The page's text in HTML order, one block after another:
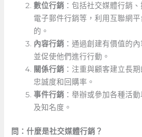
數位行銷 ：包括社交媒體行銷
電子郵件行銷等，利用互聯網
的。
內容行銷 ：通過創建有價值的
並促使他們進行行動。
關係行銷 ：注重與顧客建立長
忠誠度和回購率。
事件行銷 ：舉辦或參加各種活
及知名度。
問：什麼是社交媒體行銷？